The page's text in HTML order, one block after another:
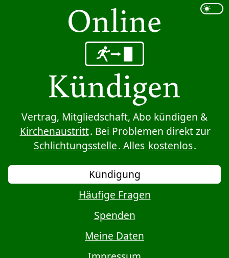
Sprung zum Inhalt
Vertrag, Mitgliedschaft, Abo kündigen &
Kirchenaustritt. Bei Problemen direkt zur
Schlichtungsstelle. Alles kostenlos.
Kündigung
Häufige Fragen
Spenden
Meine Daten